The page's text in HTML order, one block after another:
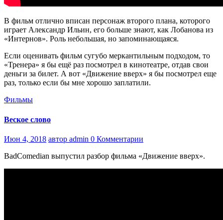
В фильм отлично вписан персонаж второго плана, которого
играет Александр Ильин, его больше знают, как Лобанова из
«Интернов». Роль небольшая, но запоминающаяся.
Если оценивать фильм сугубо меркантильным подходом, то
«Тренера» я бы ещё раз посмотрел в кинотеатре, отдав свои
деньги за билет. А вот «Движение вверх» я бы посмотрел еще
раз, только если бы мне хорошо заплатили.
Фильмы
Веское слово
Июн 4, 2018 автор admin 0 Комментарии
BadComedian выпустил разбор фильма «Движение вверх».